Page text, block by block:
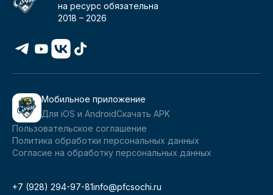
на ресурс обязательна
2018 –2026
Мобильное приложение
Для iOS и AndroidСкачать APK
Пользовательское соглашение
Политика обработки персональных данных
Согласие на обработку персональных данных
+7 (928) 294-97-81info@pfcsochi.ru